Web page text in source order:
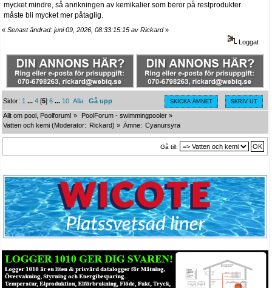
mycket mindre, så anrikningen av kemikalier som beror på restprodukter
måste bli mycket mer påtaglig.
« Senast ändrad: juni 09, 2026, 08:33:15:15 av Rickard»
Loggat
SKICKA ÄMNET SKRIV UT
Sidor:1 ...4 [5]6 ...10 Alla
Gå upp
Allt om pool, Poolforum! » PoolForum - swimmingpooler »
Vatten och kemi (Moderator: Rickard) » Ämne: Cyanursyra
Gå till: